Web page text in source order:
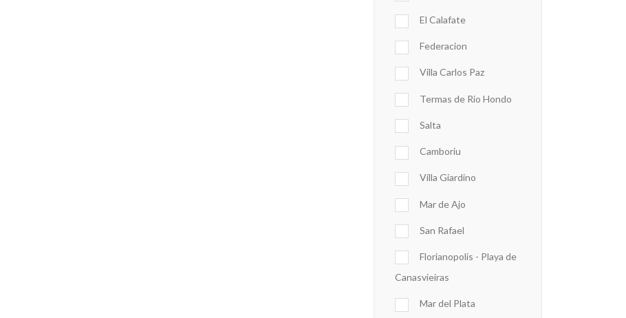
El Calafate
Federacion
Villa Carlos Paz
Termas de Rio Hondo
Salta
Camboriu
Villa Giardino
Mar de Ajo
San Rafael
Florianopolis - Playa de
Canasvieiras
Mar del Plata